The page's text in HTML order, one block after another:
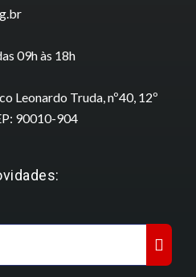
09h às 18h
Leonardo Truda, nº40, 12º
90010-904